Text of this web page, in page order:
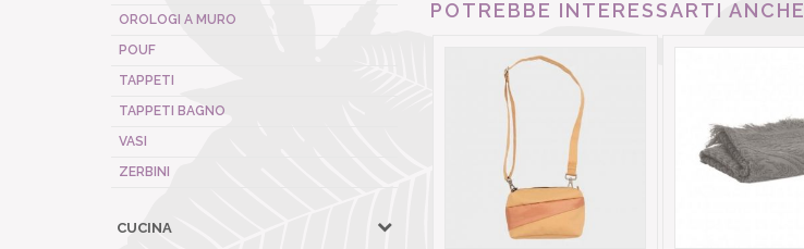
OROLOGI A MURO
POUF
TAPPETI
TAPPETI BAGNO
VASI
ZERBINI
CUCINA
POTREBBE INTERESSARTI ANCHE